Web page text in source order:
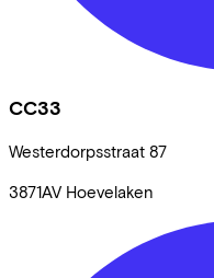
CC33
Westerdorpsstraat 87
3871AV Hoevelaken